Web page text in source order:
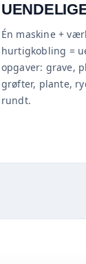
Én maskine +
hurtigkobling =
opgaver: grave,
grøfter, plante,
rundt.